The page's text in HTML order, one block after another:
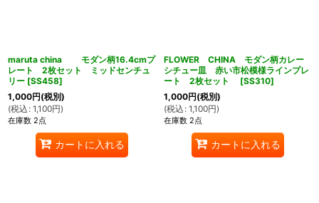
maruta china モダン柄16.4cmプ
レート 2枚セット ミッドセンチュ
リー [SS458]
1,000円(税別)
(税込 : 1,100円)
在庫数 2点
カートに入れる
FLOWER CHINA モダン柄カレー
シチュー皿 赤い市松模様ラインプレ
ート 2枚セット
[SS310]
1,000円(税別)
(税込 : 1,100円)
在庫数 2点
カートに入れる